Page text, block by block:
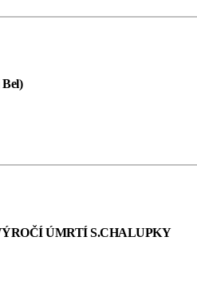
ÚMRTÍ S.CHALUPKY